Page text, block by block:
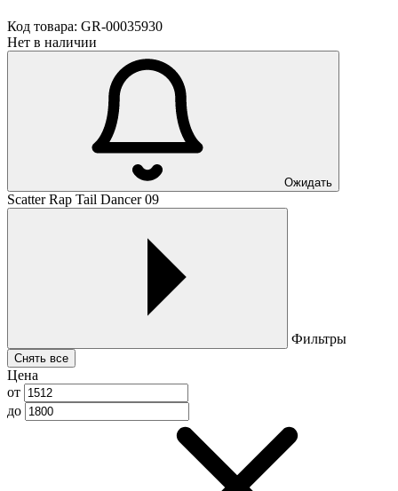
Код товара: GR-00035930
Нет в наличии
Ожидать
Scatter Rap Tail Dancer 09
Фильтры
Снять все
Цена
от
до